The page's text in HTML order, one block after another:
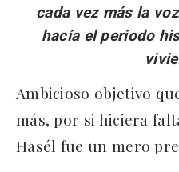
cada vez más la
hacía el periodo
Ambicioso objetivo
más, por si hiciera
Hasél fue un mero